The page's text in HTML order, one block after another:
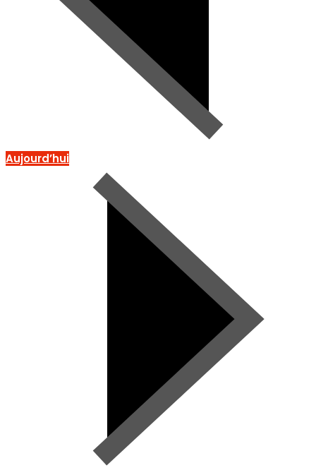
Aujourd’hui